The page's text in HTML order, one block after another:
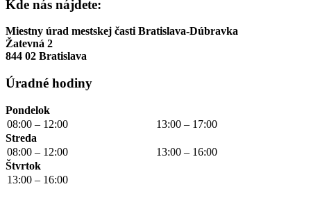
Kde nás nájdete:
Miestny úrad mestskej časti Bratislava-Dúbravka
Žatevná 2
844 02 Bratislava
Úradné hodiny
Pondelok
08:00 – 12:00
13:00 – 17:00
Streda
08:00 – 12:00
13:00 – 16:00
Štvrtok
13:00 – 16:00